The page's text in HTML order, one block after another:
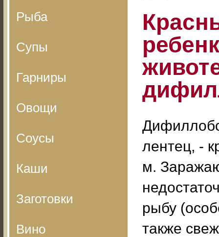
Рыба
Супы
Гарниры
Овощи
Соусы
Каши
Заготовки
Вино
лентец, -
м.
рыбу
также